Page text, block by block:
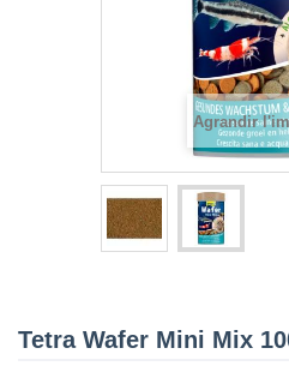
Agrandir
Tetra Wafer Mini Mix